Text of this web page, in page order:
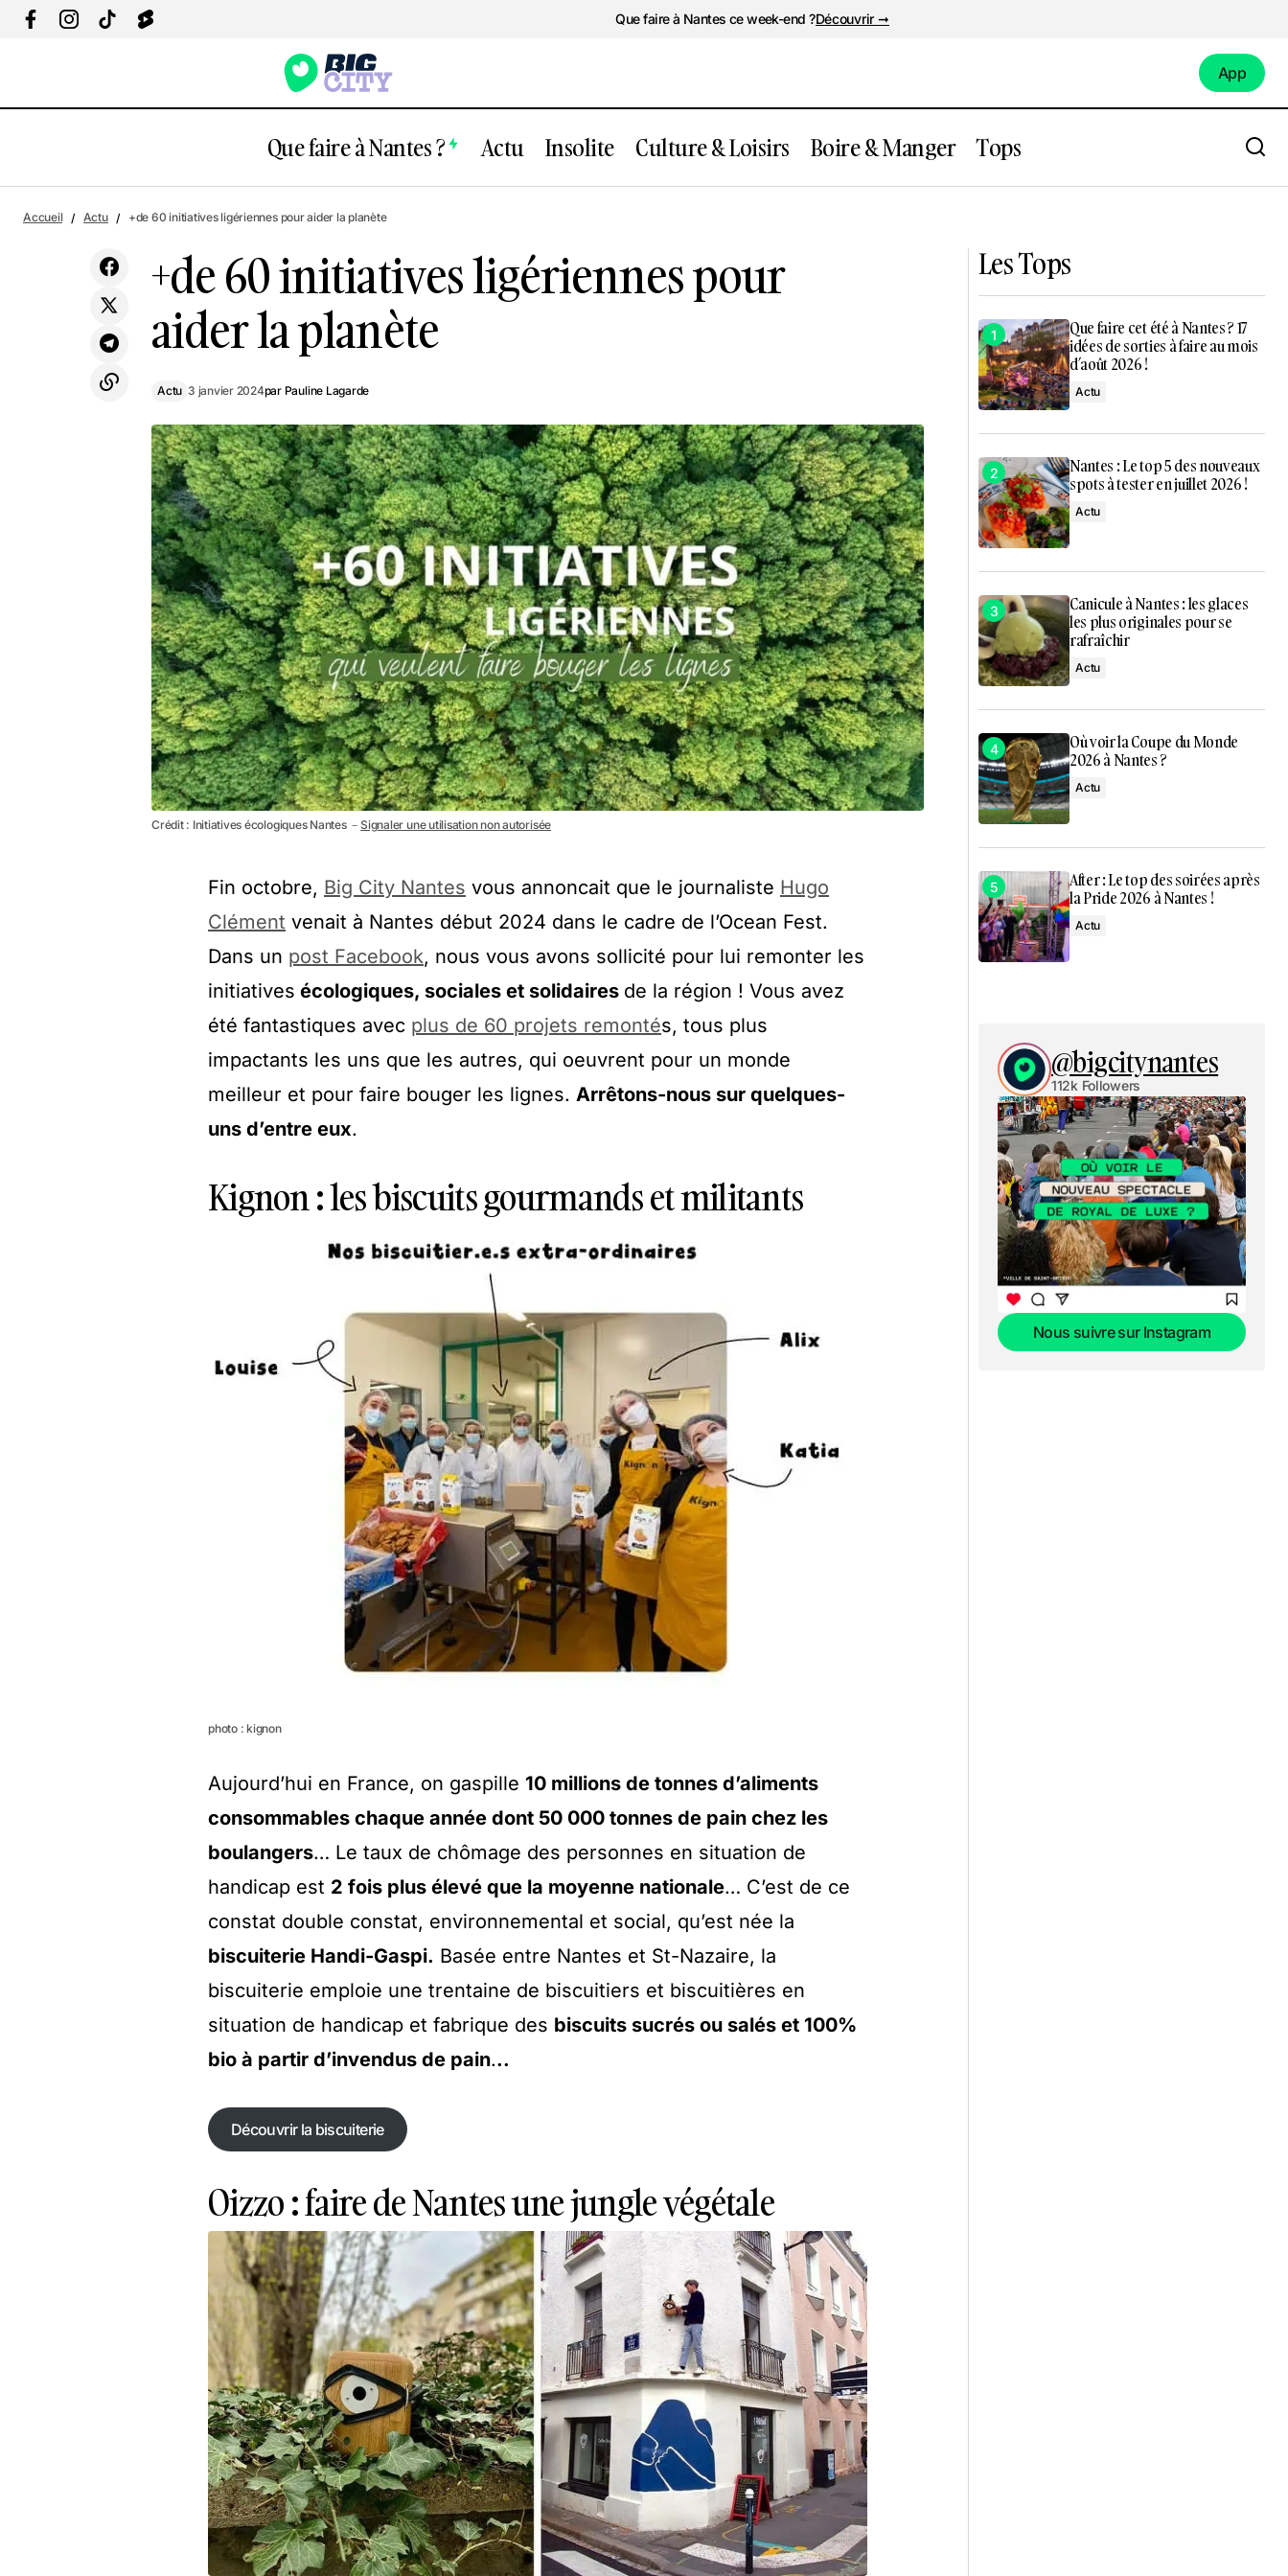
Que faire à Nantes ce week-end ?Découvrir ➞
App
Que faire à Nantes ? Actu Insolite Culture & Loisirs Boire & Manger Tops
Insolite : brunchez dans un Lintukoto à
Nantes !
Actu
Accueil Actu +de 60 initiatives ligériennes pour aider la planète
+de 60 initiatives ligériennes pour
aider la planète
Actu 3 janvier 2024par Pauline Lagarde
Crédit : Initiatives écologiques Nantes －Signaler une utilisation non autorisée
Fin octobre, Big City Nantes vous annoncait que le journaliste Hugo
Clément venait à Nantes début 2024 dans le cadre de l’Ocean Fest.
Dans un post Facebook, nous vous avons sollicité pour lui remonter les
initiatives écologiques, sociales et solidaires de la région ! Vous avez
été fantastiques avec plus de 60 projets remontés, tous plus
impactants les uns que les autres, qui oeuvrent pour un monde
meilleur et pour faire bouger les lignes. Arrêtons-nous sur quelques-
uns d’entre eux.
Kignon : les biscuits gourmands et militants
photo : kignon
Aujourd’hui en France, on gaspille 10 millions de tonnes d’aliments
consommables chaque année dont 50 000 tonnes de pain chez les
boulangers… Le taux de chômage des personnes en situation de
handicap est 2 fois plus élevé que la moyenne nationale… C’est de ce
constat double constat, environnemental et social, qu’est née la
biscuiterie Handi-Gaspi. Basée entre Nantes et St-Nazaire, la
biscuiterie emploie une trentaine de biscuitiers et biscuitières en
situation de handicap et fabrique des biscuits sucrés ou salés et 100%
bio à partir d’invendus de pain...
Découvrir la biscuiterie
Découvrir la biscuiterie
Oizzo : faire de Nantes une jungle végétale
Les Tops
Que faire cet été à Nantes ? 17
idées de sorties à faire au mois
d’août 2026 !
Actu
Nantes : Le top 5 des nouveaux
spots à tester en juillet 2026 !
Actu
Canicule à Nantes : les glaces
les plus originales pour se
rafraîchir
Actu
Où voir la Coupe du Monde
2026 à Nantes ?
Actu
After : Le top des soirées après
la Pride 2026 à Nantes !
Actu
@bigcitynantes
112k Followers
Nous suivre sur Instagram